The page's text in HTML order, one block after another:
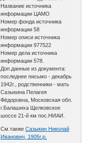
Название источника
информации ЦАМО
Номер фонда источника
информации 58
Номер описи источника
информации 977522
Номер дела источника
информации 578.
Доп.данные из документа:
последнее письмо - декабрь
1942г., родственники - мать
Сазыкина Пелагея
Фёдоровна, Московская обл.
г.Балашиха Щелковское
шоссе 21-й км пос.НИАИ.
См.такжеСазыкин Николай
Иванович, 1905г.р.